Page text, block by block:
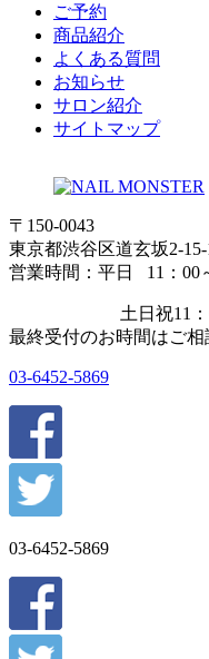
ご予約
商品紹介
よくある質問
お知らせ
サロン紹介
サイトマップ
〒150-0043
東京都渋谷区道玄坂2-
営業時間：平日 11：00
土日祝11：00～19
最終受付のお時間はご相
03-6452-5869
03-6452-5869